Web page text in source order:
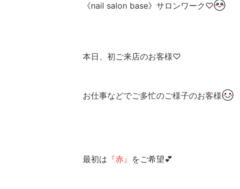
《nail salon base》サロンワーク♡
本日、初ご来店のお客様♡
お仕事などでご多忙のご様子のお客様
最初は 『赤』 をご希望💕